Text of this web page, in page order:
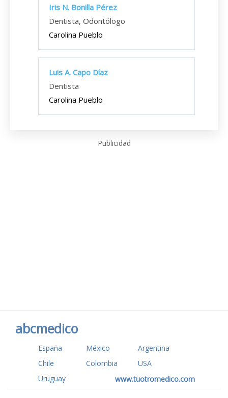
Iris N. Bonilla Pérez
Dentista, Odontólogo
Carolina Pueblo
Luis A. Capo Díaz
Dentista
Carolina Pueblo
Publicidad
abcmedico
España México
Argentina
Chile
Colombia
USA
Uruguay
www.tuotromedico.com